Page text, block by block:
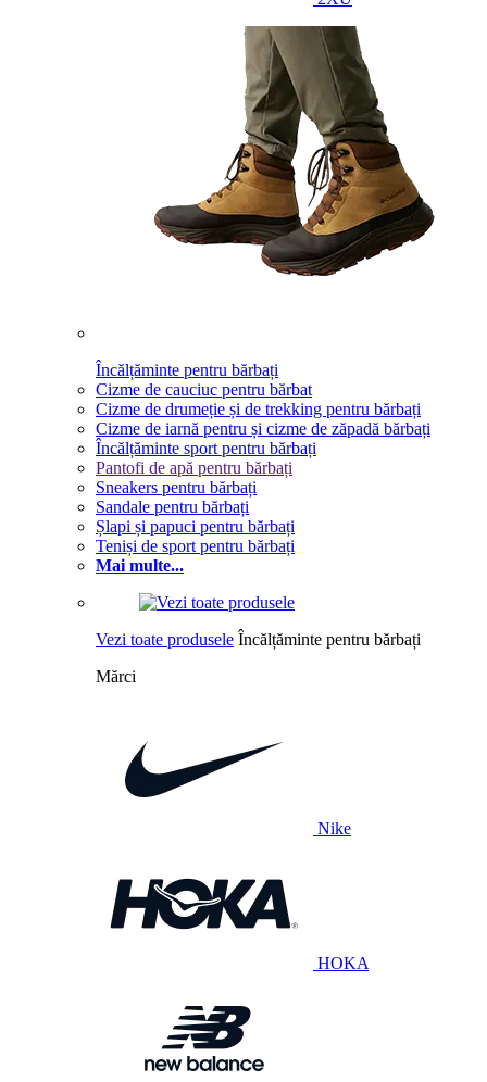
Încălțăminte pentru bărbați
Cizme de cauciuc pentru bărbat
Cizme de drumeție și de trekking pentru bărbați
Cizme de iarnă pentru și cizme de zăpadă bărbați
Încălțăminte sport pentru bărbați
Pantofi de apă pentru bărbați
Sneakers pentru bărbați
Sandale pentru bărbați
Șlapi și papuci pentru bărbați
Teniși de sport pentru bărbați
Mai multe...
Vezi toate produsele Încălțăminte pentru bărbați
Mărci
Nike
HOKA